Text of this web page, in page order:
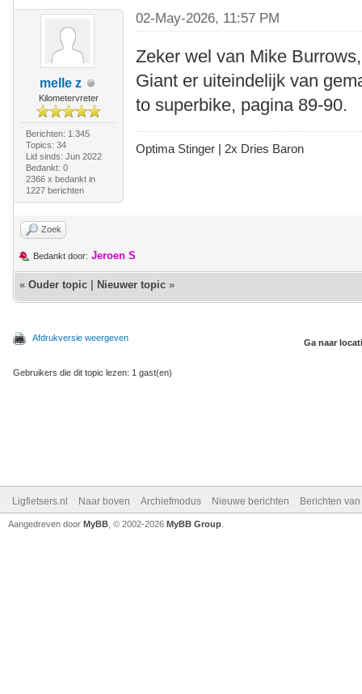
melle z
Kilometervreter
Berichten: 1.345
Topics: 34
Lid sinds: Jun 2022
Bedankt: 0
2366 x bedankt in
1227 berichten
02-May-2026, 11:57 PM
Zeker wel van Mike
Giant er uiteindelijk van
to superbike, pagina 89-90.
Optima Stinger | 2x Dries Baron
Zoek
Bedankt door: Jeroen S
« Ouder topic Nieuwer topic »
Afdrukversie weergeven Ga naar
Gebruikers die dit topic lezen: 1 gast(en)
Ligfietsers.nl Naar boven Archiefmodus Nieuwe berichten Berichten
Aangedreven door MyBB , © 2002-2026 MyBB Group